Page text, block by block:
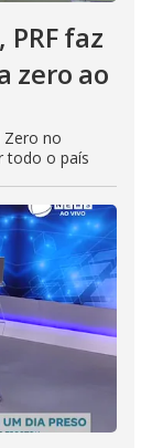
faz
zero ao
Zero no
todo o país